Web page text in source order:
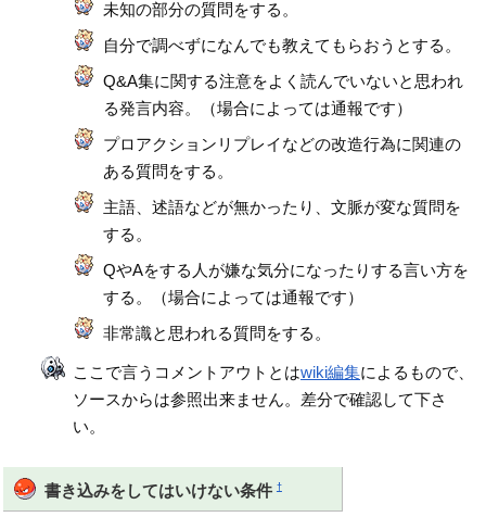
未知の部分の質問をする。
自分で調べずになんでも教えてもらおうとする。
Q&A集に関する注意をよく読んでいないと思われ
る発言内容。（場合によっては通報です）
プロアクションリプレイなどの改造行為に関連の
ある質問をする。
主語、述語などが無かったり、文脈が変な質問を
する。
QやAをする人が嫌な気分になったりする言い方を
する。（場合によっては通報です）
非常識と思われる質問をする。
ここで言うコメントアウトとはwiki編集によるもので、
ソースからは参照出来ません。差分で確認して下さ
い。
書き込みをしてはいけない条件 †